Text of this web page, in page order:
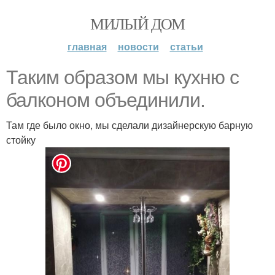
МИЛЫЙ ДОМ
главная новости статьи
Таким образом мы кухню с
балконом объединили.
Там где было окно, мы сделали дизайнерскую барную
стойку